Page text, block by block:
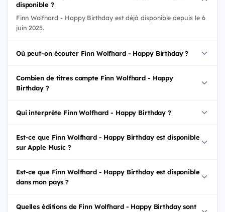
disponible ?
Finn Wolfhard - Happy Birthday est déjà disponible depuis le 6
juin 2025.
Où peut-on écouter Finn Wolfhard - Happy Birthday ?
Combien de titres compte Finn Wolfhard - Happy
Birthday ?
Qui interprète Finn Wolfhard - Happy Birthday ?
Est-ce que Finn Wolfhard - Happy Birthday est disponible
sur Apple Music ?
Est-ce que Finn Wolfhard - Happy Birthday est disponible
dans mon pays ?
Quelles éditions de Finn Wolfhard - Happy Birthday sont